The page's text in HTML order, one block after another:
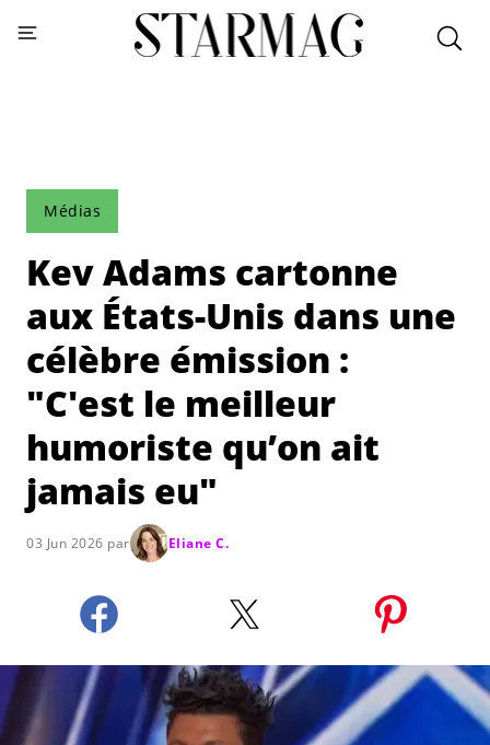
Médias
Kev Adams cartonne
aux États-Unis dans une
célèbre émission :
"C'est le meilleur
humoriste qu’on ait
jamais eu"
03 Jun 2026 par Eliane C.